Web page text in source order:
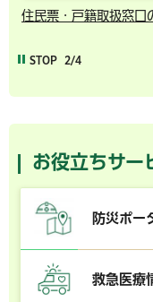
住民票・戸籍取扱窓口
STOP 2/4
お役立ちサー
防災ポー
救急医療